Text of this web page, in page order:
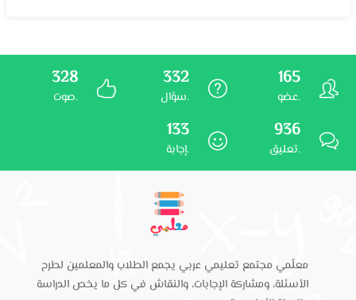
165
عضو.
332
سؤال.
328
صوت.
936
تعليق.
133
إجابة.
معلّمي مجتمع تعليمي عربي يجمع الطلاب والمعلمين لطرح
الأسئلة، ومشاركة الإجابات، والنقاش في كل ما يخص الدراسة